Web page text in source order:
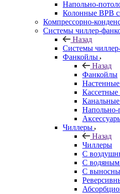
Напольно-
Колонные ВРВ
Компрессорно-
Системы чиллер-
Назад
Системы
Фанкойлы
Назад
Фанкойлы
Напольно-
Чиллеры
Назад
Чиллеры
С
С
С